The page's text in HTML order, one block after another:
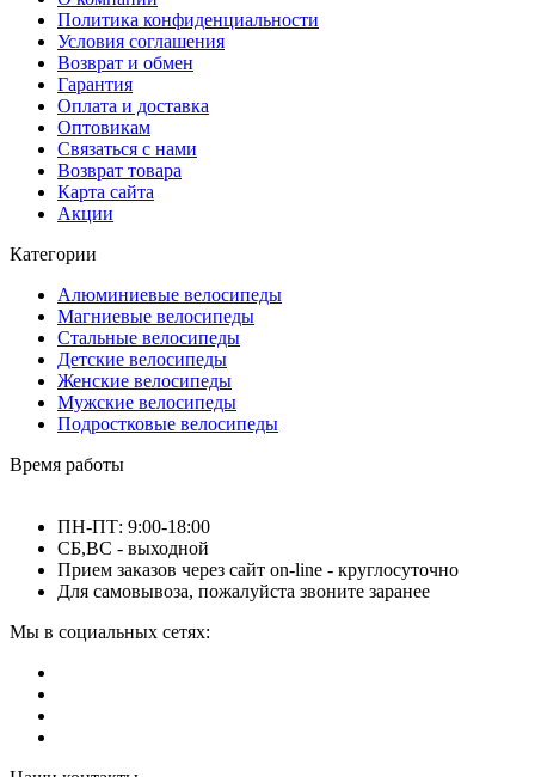
Политика конфиденциальности
Условия соглашения
Возврат и обмен
Гарантия
Оплата и доставка
Оптовикам
Связаться с нами
Возврат товара
Карта сайта
Акции
Категории
Алюминиевые велосипеды
Магниевые велосипеды
Стальные велосипеды
Детские велосипеды
Женские велосипеды
Мужские велосипеды
Подростковые велосипеды
Время работы
ПН-ПТ: 9:00-18:00
СБ,ВС - выходной
Прием заказов через сайт on-line - круглосуточно
Для самовывоза, пожалуйста звоните заранее
Мы в социальных сетях: